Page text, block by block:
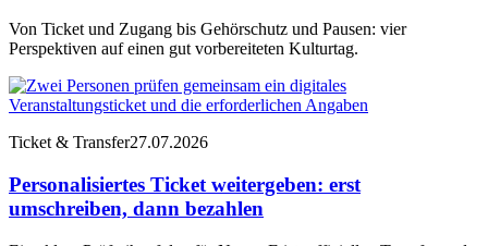
Von Ticket und Zugang bis Gehörschutz und Pausen: vier
Perspektiven auf einen gut vorbereiteten Kulturtag.
Ticket & Transfer27.07.2026
Personalisiertes Ticket weitergeben: erst
umschreiben, dann bezahlen